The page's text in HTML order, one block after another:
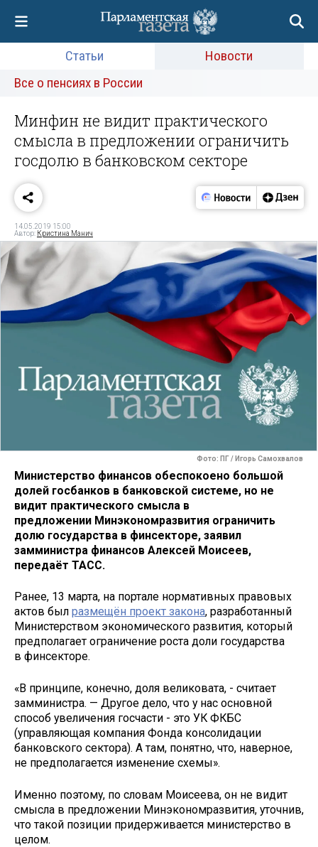
Статьи
Новости
Все о пенсиях в России
Минфин не видит практического
смысла в предложении ограничить
госдолю в банковском секторе
14.05.2019 15:00
Автор: Кристина Манич
Фото: ПГ / Игорь Самохвалов
Министерство финансов обеспокоено большой
долей госбанков в банковской системе, но не
видит практического смысла в
предложении Минэкономразвития ограничить
долю государства в финсекторе, заявил
замминистра финансов Алексей Моисеев,
передаёт ТАСС.
Ранее, 13 марта, на портале нормативных правовых
актов был размещён проект закона, разработанный
Министерством экономического развития, который
предполагает ограничение роста доли государства
в финсекторе.
«В принципе, конечно, доля великовата, - считает
замминистра. — Другое дело, что у нас основной
способ увеличения госчасти - это УК ФКБС
(управляющая компания Фонда консолидации
банковского сектора). А там, понятно, что, наверное,
не предполагается изменение схемы».
Именно поэтому, по словам Моисеева, он не видит
смысла в предложении Минэкономразвития, уточнив,
что такой позиции придерживается министерство в
целом.